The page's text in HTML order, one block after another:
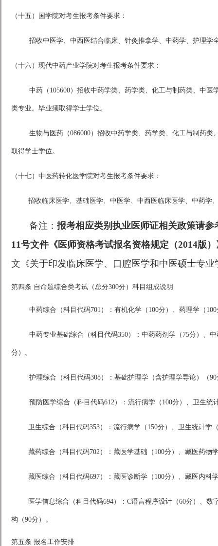
（十五）国学院对考生报考条件要求：
招收中医学、中西医结合临床、针灸推拿学、中药学、护理学
（十六）现代中药产业学院对考生报考条件要求：
中药（105600）招收中药学类、药学类、化工与制药类、中
类专业。毕业须取得学士学位。
生物与医药（086000）招收中药学类、药学类、化工与制药
取得学士学位。
（十七）中医药转化医学院对考生报考条件要求：
招收临床医学、基础医学、中医学、中西医临床医学、中药学
备注：报考相应类别执业医师证相关政策请
11号文件《医师资格考试报名资格规定（2014版）
文《关于印发临床医学、口腔医学和中医硕士专
第四条 自命题综合类考试（总分300分）科目组成说明
中药综合（科目代码701）：有机化学（100分）、药理学（
中药专业基础综合（科目代码350）：中药药剂学（75分）、
分）。
护理综合（科目代码308）：基础护理学（含护理学导论）（
预防医学综合（科目代码612）：流行病学（100分）、卫生统
卫生综合（科目代码353）：流行病学（150分）、卫生统计学
藏药综合（科目代码702）：藏医学基础（100分）、藏医药物
藏医综合（科目代码697）：藏医诊断学（100分）、藏医内科
医学信息综合（科目代码694）：C语言程序设计（60分）、
构（90分）。
第五条 报名工作安排